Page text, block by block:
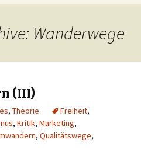
Wanderwege
(III)
, Theorie Freiheit,
, Kritik, Marketing,
, Qualitätswege,